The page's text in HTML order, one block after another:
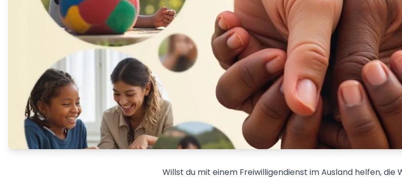
Willst du mit einem Freiwilligendienst im Ausland helfen, die